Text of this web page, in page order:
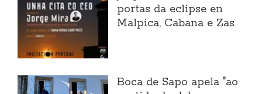
portas da eclipse en
Malpica, Cabana e Zas
Boca de Sapo apela "ao